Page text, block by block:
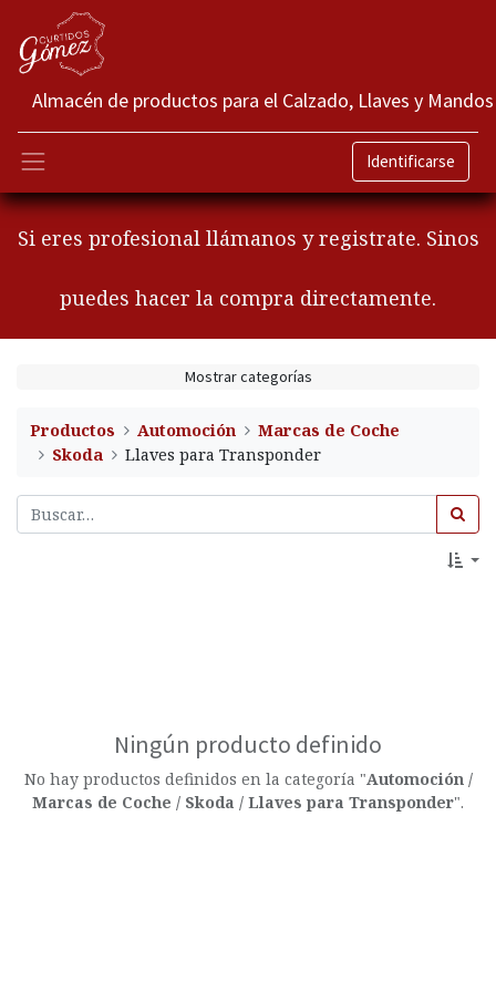
Almacén de productos para el Calzado, Llaves y Mandos
Identificarse
Si eres profesional llámanos y registrate. Sinos
puedes hacer la compra directamente.
Mostrar categorías
Productos Automoción
Marcas de Coche
Skoda
Llaves para Transponder
Ningún producto definido
No hay productos definidos en la categoría "Automoción /
Marcas de Coche / Skoda / Llaves para Transponder".